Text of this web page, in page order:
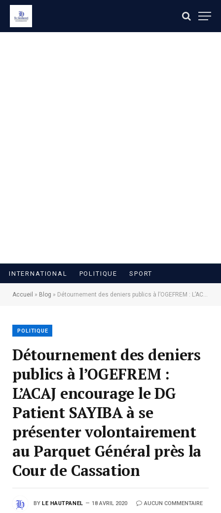
INTERNATIONAL POLITIQUE SPORT
Accueil » Blog » Détournement des deniers publics à l’OGEFREM : L’ACAJ encourage le DG Patient SAYIBA à se présenter volontairement au Parquet Général près la Cour de Cassation
POLITIQUE
Détournement des deniers
publics à l’OGEFREM :
L’ACAJ encourage le DG
Patient SAYIBA à se
présenter volontairement
au Parquet Général près la
Cour de Cassation
BY LE HAUTPANEL 18 AVRIL 2020 AUCUN COMMENTAIRE